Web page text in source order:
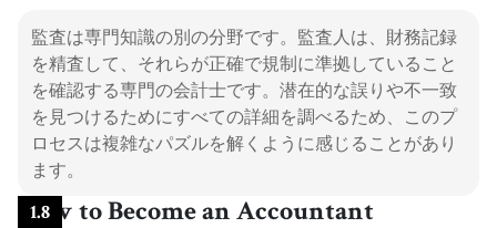
監査は専門知識の別の分野です。監査人は、財務記録
を精査して、それらが正確で規制に準拠していること
を確認する専門の会計士です。潜在的な誤りや不一致
を見つけるためにすべての詳細を調べるため、このプ
ロセスは複雑なパズルを解くように感じることがあり
ます。
How to Become an Accountant
1.8